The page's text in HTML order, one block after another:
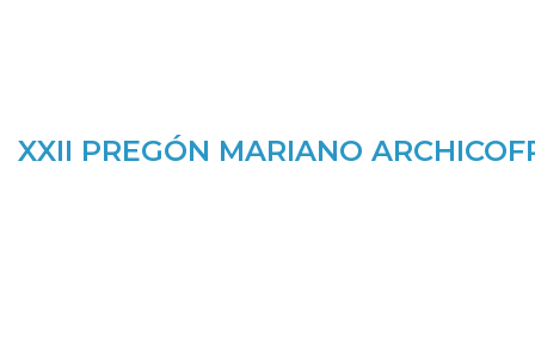
XXII PREGÓN MARIANO